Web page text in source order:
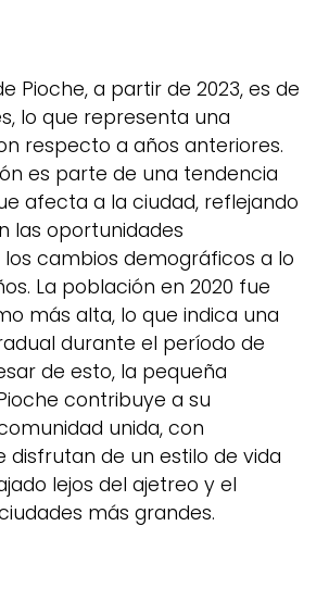
Pioche, a partir de 2023, es de
lo que representa una
respecto a años anteriores.
es parte de una tendencia
afecta a la ciudad, reflejando
las oportunidades
cambios demográficos a lo
La población en 2020 fue
más alta, lo que indica una
durante el período de
de esto, la pequeña
contribuye a su
unida, con
disfrutan de un estilo de vida
lejos del ajetreo y el
más grandes.